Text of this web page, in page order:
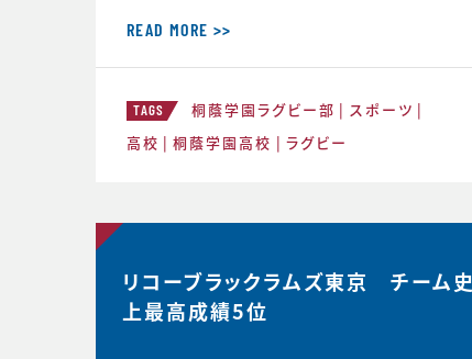
長する。これまで蓄積したものタフなゲ
ームでやってみる。主観的なデータが出
次のステージの自分と向かい合おう。 ≪
12月31日≫ 桐蔭学園ラグビーファミリ
READ MORE >>
TAGS 桐蔭学園ラグビー部
スポーツ
高校
桐蔭学園高校 ラグビー
リコーブラックラムズ東京 チーム史
上最高成績5位